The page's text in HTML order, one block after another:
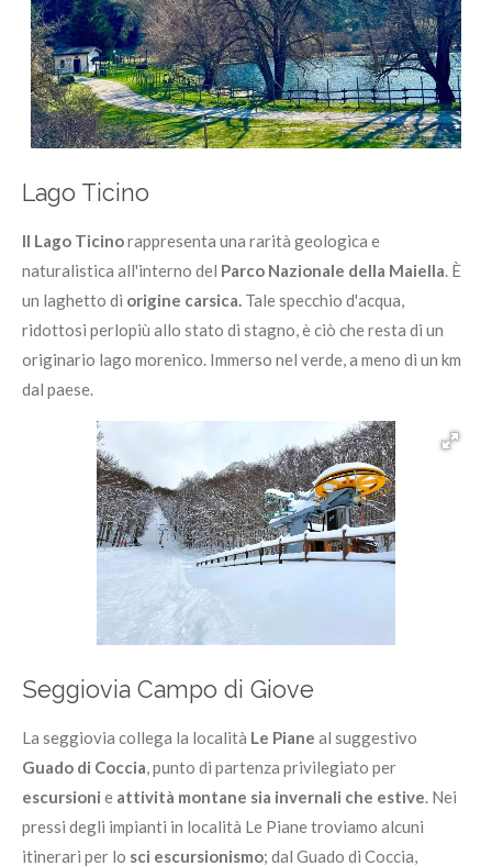
Lago Ticino
Il Lago Ticinorappresenta una rarità geologica e
naturalistica all'interno del Parco Nazionale della Maiella. È
un laghetto di origine carsica. Tale specchio d'acqua,
ridottosi perlopiù allo stato di stagno, è ciò che resta di un
originario lago morenico. Immerso nel verde, a meno di un km
dal paese.
Seggiovia Campo di Giove
La seggiovia collega la località Le Piane al suggestivo
Guado di Coccia, punto di partenza privilegiato per
escursioni e attività montane sia invernali che estive. Nei
pressi degli impianti in località Le Piane troviamo alcuni
itinerari per lo sci escursionismo; dal Guado di Coccia,